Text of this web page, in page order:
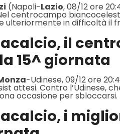
(Napoli-Lazio, 08/12 ore
centrocampo
in difficoltà il
il
15^ giornata
-Udinese, 09/12 ore
attesi. Contro l’Udinese,
occasione per sbloccarsi.
i